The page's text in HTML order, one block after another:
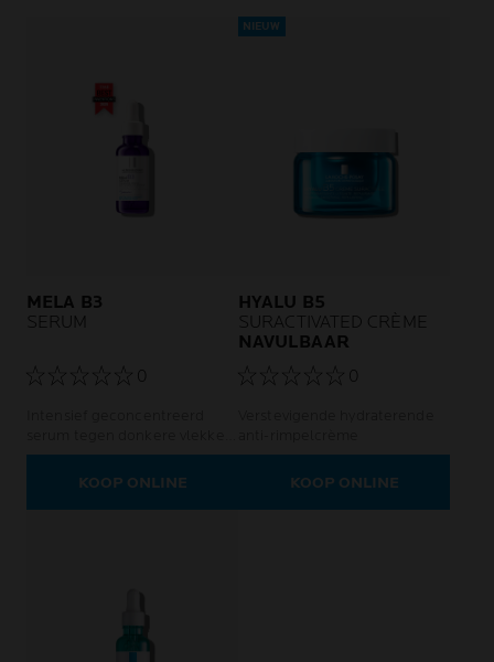
MELA B3
SERUM
0
voorkomt terugkeer
KOOP ONLINE
NIEUW
HYALU B5
SURACTIVATED CRÈME
NAVULBAAR
0
KOOP ONLINE